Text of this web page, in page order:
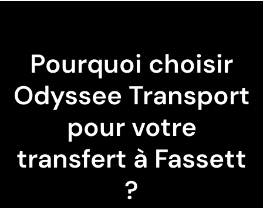
Pourquoi choisir
Odyssee Transport
pour votre
transfert à Fassett
?